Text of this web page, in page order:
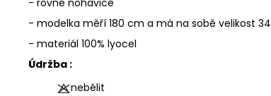
- rovné nohavice
- modelka měří 180 cm a má na sobě velikost 34
- materiál 100% lyocel
Údržba :
nebělit